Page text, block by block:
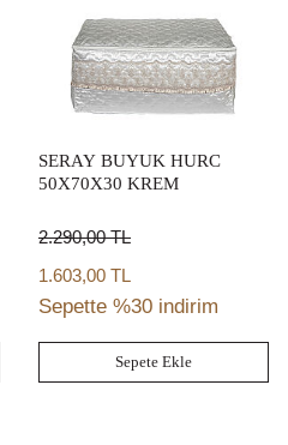
SERAY BUYUK HURC
50X70X30 KREM
2.290,00TL
1.603,00 TL
Sepette %30 indirim
Sepete Ekle